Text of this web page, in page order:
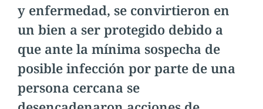
y enfermedad, se convirtieron en
un bien a ser protegido debido a
que ante la mínima sospecha de
posible infección por parte de una
persona cercana se